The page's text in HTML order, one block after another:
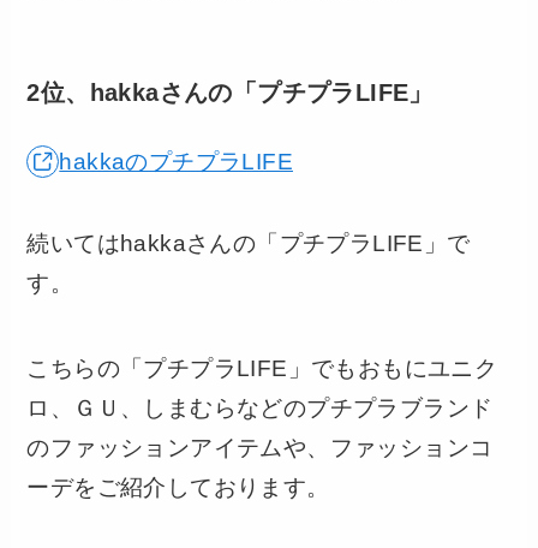
2位、hakkaさんの「プチプラLIFE」
hakkaのプチプラLIFE
続いてはhakkaさんの「プチプラLIFE」で
す。
こちらの「プチプラLIFE」でもおもにユニク
ロ、ＧＵ、しまむらなどのプチプラブランド
のファッションアイテムや、ファッションコ
ーデをご紹介しております。